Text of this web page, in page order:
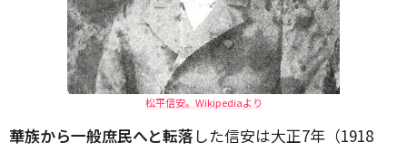
松平信安。Wikipediaより
華族から一般庶民へと転落 した信安は大正7年（1918